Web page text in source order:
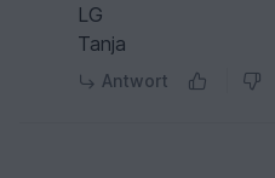
LG
Tanja
Antwort